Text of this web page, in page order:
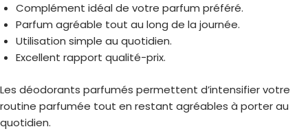
Complément idéal de votre parfum préféré.
Parfum agréable tout au long de la journée.
Utilisation simple au quotidien.
Excellent rapport qualité-prix.
Les déodorants parfumés permettent d’intensifier votre
routine parfumée tout en restant agréables à porter au
quotidien.